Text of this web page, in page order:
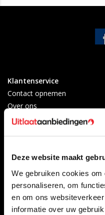
Deze website maakt
We gebruiken cookies
personaliseren, om
en om ons
informatie over uw
Klantenservice
Contact opnemen
Over ons
Betaalmethoden
Privacy Policy
Verzenden & retourneren
Afkoelingsperiode
Garantievoorwaarden